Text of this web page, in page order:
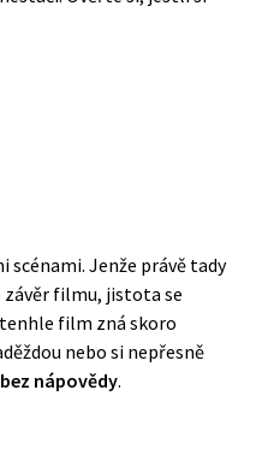
Jenže právě tady
závěr filmu, jistota se
tenhle film zná skoro
nebo si nepřesně
bez nápovědy.